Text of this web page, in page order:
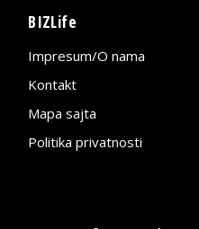
BIZLife
Impresum/O nama
Kontakt
Mapa sajta
Politika privatnosti